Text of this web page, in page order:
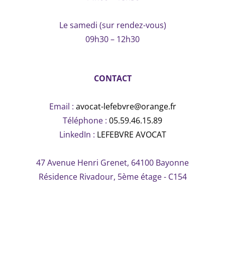
Le samedi (sur rendez-vous)
09h30 – 12h30
CONTACT
Email : avocat-lefebvre@orange.fr
Téléphone : 05.59.46.15.89
LinkedIn : LEFEBVRE AVOCAT
47 Avenue Henri Grenet, 64100 Bayonne
Résidence Rivadour, 5ème étage - C154